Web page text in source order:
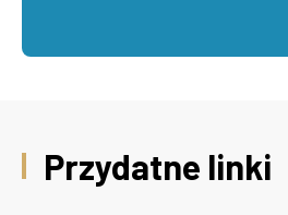
Przydatne linki